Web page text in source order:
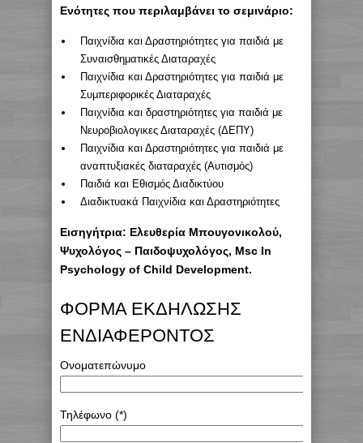
Ενότητες που περιλαμβάνει το σεμινάριο:
Παιχνίδια και Δραστηριότητες για παιδιά με
Συναισθηματικές Διαταραχές
Παιχνίδια και Δραστηριότητες για παιδιά με
Συμπεριφορικές Διαταραχές
Παιχνίδια και δραστηριότητες για παιδιά με
Νευροβιολογικες Διαταραχές (ΔΕΠΥ)
Παιχνίδια και Δραστηριότητες για παιδιά με
αναπτυξιακές διαταραχές (Αυτισμός)
Παιδιά και Εθισμός Διαδικτύου
Διαδικτυακά Παιχνίδια και Δραστηριότητες
Εισηγήτρια: Ελευθερία Μπουγονικολού,
Ψυχολόγος – Παιδοψυχολόγος, Msc In
Psychology of Child Development.
ΦΟΡΜΑ ΕΚΔΗΛΩΣΗΣ
ΕΝΔΙΑΦΕΡΟΝΤΟΣ
Ονοματεπώνυμο
Τηλέφωνο (*)